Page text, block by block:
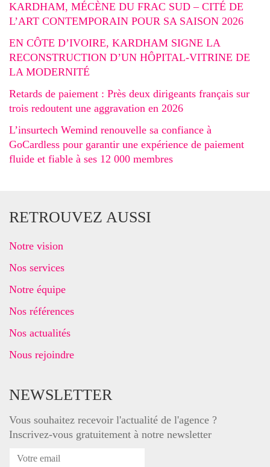
KARDHAM, MÉCÈNE DU FRAC SUD – CITÉ DE
L’ART CONTEMPORAIN POUR SA SAISON 2026
EN CÔTE D’IVOIRE, KARDHAM SIGNE LA
RECONSTRUCTION D’UN HÔPITAL-VITRINE DE
LA MODERNITÉ
Retards de paiement : Près deux dirigeants français sur
trois redoutent une aggravation en 2026
L’insurtech Wemind renouvelle sa confiance à
GoCardless pour garantir une expérience de paiement
fluide et fiable à ses 12 000 membres
RETROUVEZ AUSSI
Notre vision
Nos services
Notre équipe
Nos références
Nos actualités
Nous rejoindre
NEWSLETTER
Vous souhaitez recevoir l'actualité de l'agence ?
Inscrivez-vous gratuitement à notre newsletter